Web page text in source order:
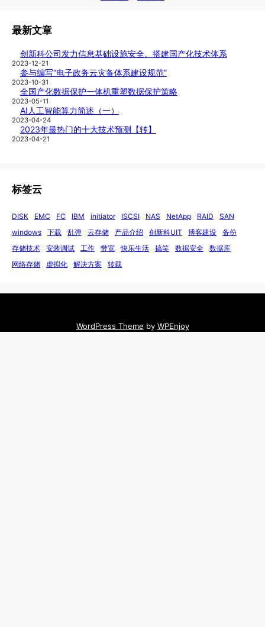
最新文章
创新科公司发力信息基础设施安全、搭建国产化技术体系
2023-12-21
参与编写“电子政务云灾备体系建设规范”
2023-10-31
全国产化数据保护一体机重塑数据保护策略
2023-05-11
AI人工智能算力简述（一）
2023-04-24
2023年最热门的十大技术预测【转】
2023-04-21
标签云
DISK EMC FC IBM initiator ISCSI NAS NetApp RAID
SAN
windows
下载 乱弹 云存储 产品介绍 创新科UIT 博客建设
备份
存储技术
安装调试 工作 带宽 快乐生活 搞笑 数据安全
数据库
网络存储
虚拟化 解决方案 转载
WordPress Theme by WPEnjoy